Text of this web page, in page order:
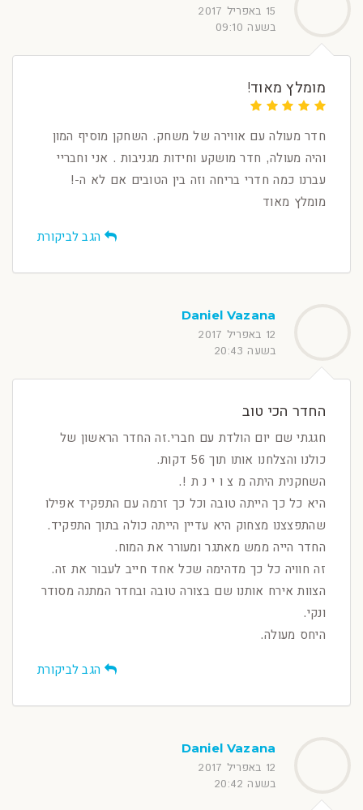
15 באפריל 2017
בשעה 09:10
מומלץ מאוד!
חדר מעולה עם אווירה של משחק. השחקן מוסיף המון
והיה מעולה, חדר מושקע וחידות מגניבות . אני וחבריי
עברנו כמה חדרי בריחה וזה בין הטובים אם לא ה-!
מומלץ מאוד
הגב לביקורת
Daniel Vazana
12 באפריל 2017
בשעה 20:43
החדר הכי טוב
חגגתי שם יום הולדת עם חברי.זה החדר הראשון של
כולנו והצלחנו אותו תוך 56 דקות.
השחקנית היתה מ צ ו י נ ת !.
היא כל כך הייתה טובה וכל כך זרמה עם התפקיד אפילו
שהתפצצנו מצחוק היא עדיין הייתה כולה בתוך התפקיד.
החדר הייה ממש מאתגר ומעורר את המוח.
זה חוויה כל כך מדהימה שכל אחד חייב לעבור את זה.
הצוות אירח אותנו שם בצורה טובה ובחדר המתנה מסודר
ונקי.
היחס מעולה.
הגב לביקורת
Daniel Vazana
12 באפריל 2017
בשעה 20:42